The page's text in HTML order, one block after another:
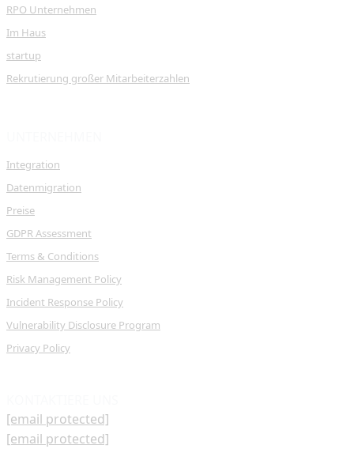
RPO Unternehmen
Im Haus
startup
Rekrutierung großer Mitarbeiterzahlen
Integration
Datenmigration
Preise
GDPR Assessment
Terms & Conditions
Risk Management Policy
Incident Response Policy
Vulnerability Disclosure Program
Privacy Policy
[email protected]
[email protected]